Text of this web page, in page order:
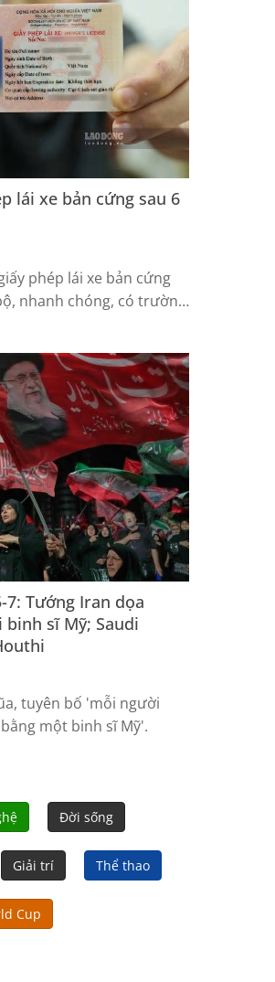
lái xe bản cứng sau 6
phép lái xe bản cứng
nhanh chóng, có trường
7: Tướng Iran dọa
sĩ Mỹ; Saudi
tuyên bố 'mỗi người
một binh sĩ Mỹ'.
Đời sống
Giải trí Thể thao
Cup